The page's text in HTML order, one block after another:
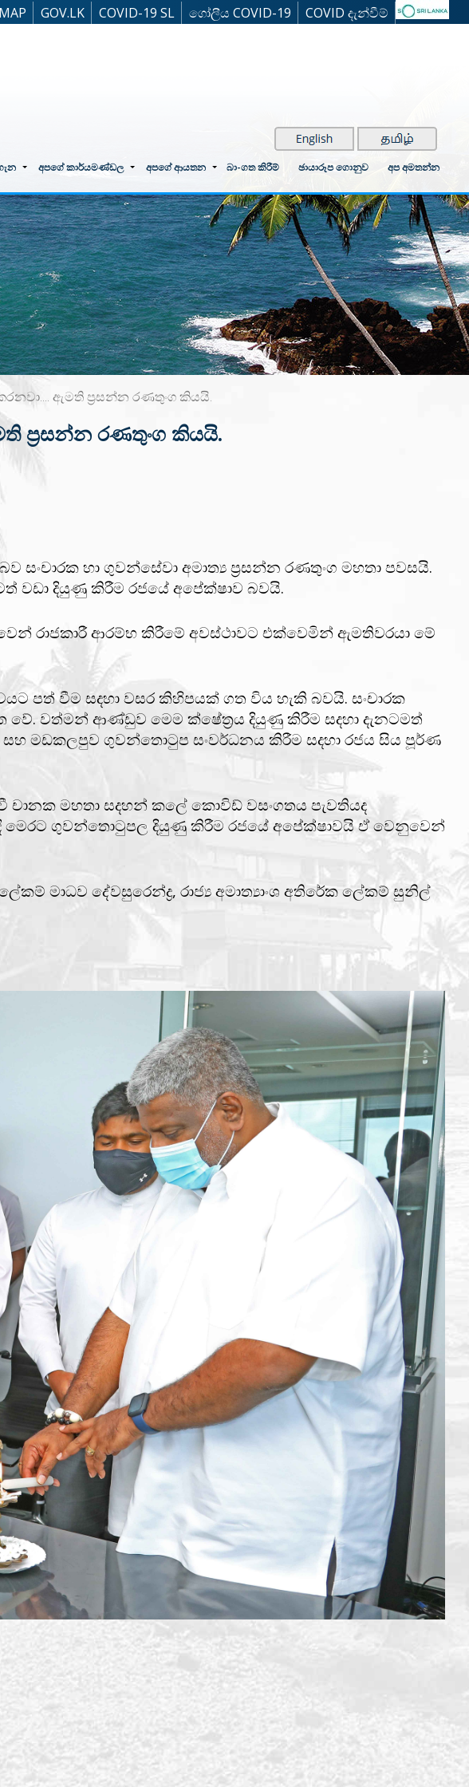
GOV.LK COVID-19 SL ගෝලීය COVID-19 COVID දැන්වීම්
අපගේ කාර්යමණ්ඩල අපගේ ආයතන බා-ගත කිරීම් ඡායාරූප ගොනුව අප අමතන්න
ඇමති ප්‍රසන්න රණතුංග කියයි.
ප්‍රසන්න රණතුංග කියයි.
හා ගුවන්සේවා අමාත්‍ය ප්‍රසන්න රණතුංග මහතා පවසයි.
වඩා දියුණු කිරීම රජයේ අපේක්ෂාව බවයි.
රාජකාරී ආරම්භ කිරීමේ අවස්ථාවට එක්වෙමින් ඇමතිවරයා මේ
පත් වීම සදහා වසර කිහිපයක් ගත විය හැකි බවයි. සංචාරක
වත්මන් ආණ්ඩුව මෙම ක්ෂේත්‍රය දියුණු කිරීම සදහා දැනටමත්
මඩකලපුව ගුවන්තොටුප සංවර්ධනය කිරීම සදහා රජය සිය පූර්ණ
චානක මහතා සදහන් කලේ කොවිඩ් වසංගතය පැවතියද
ගුවන්තොටුපල දියුණු කිරීම රජයේ අපේක්ෂාවයි ඒ වෙනුවෙන්
මාධව දේවසුරෙන්ද්‍ර, රාජ්‍ය අමාත්‍යාංශ අතිරේක ලේකම් සුනිල්